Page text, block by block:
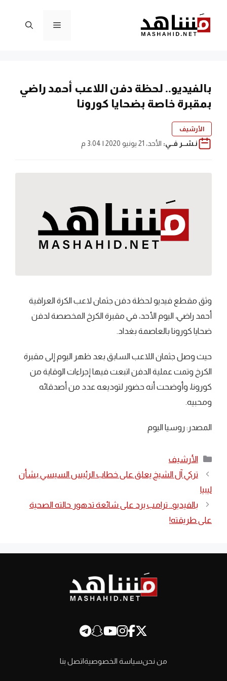
المحتوى
القائمة
بالفيديو.. لحظة دفن اللاعب أحمد راضي
بمقبرة خاصة بضحايا كورونا
الأرشيف
نـشــر فــي: الأحد، 21 يونيو 2020 | 3:04 م
وثق مقطع فيديو لحظة دفن جثمان لاعب الكرة العراقية
أحمد راضي، اليوم الأحد، في مقبرة الكرخ المخصصة لدفن
ضحايا كورونا بالعاصمة بغداد.
حيث وصل جثمان اللاعب السابق بعد ظهر اليوم إلى مقبرة
الكرخ وتمت عملية الدفن اتبعت فيها إجراءات الوقاية من
كورونا، وأوضحت أنه حضور لتوديعه عدد من أصدقائه
ومحبيه.
المصدر: روسيا اليوم
التصنيفات
الأرشيف
تركي آل الشيخ يعلق على خطاب الرئيس السيسي بشأن
ليبيا
بالفيديو.. ترامب يرد على شائعة تدهور حالته الصحية
على طريقته!
من نحنسياسة الخصوصيةاتصل بنا